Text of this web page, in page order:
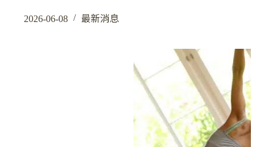
2026-06-08 最新消息